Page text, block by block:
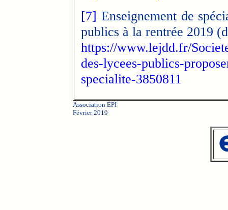
[7] Enseignement de
publics à la rentrée 2019
https://www.lejdd.fr/
des-lycees-publics-
specialite-3850811
Association EPI
Février 2019